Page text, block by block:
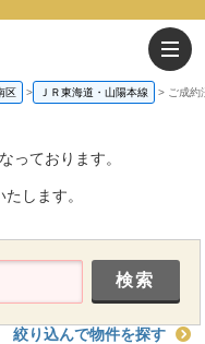
区 ＪＲ東海道・山陽本線 ご成約
っております。
します。
絞り込んで物件を探す